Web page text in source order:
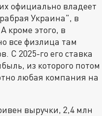
официально владеет
Украина", в
кроме этого, в
все физлица там
С 2025-го его ставка
из которого потом
любая компания на
выручки, 2,4 млн